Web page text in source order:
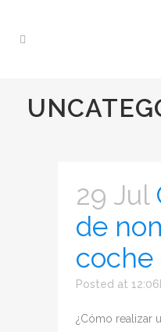
29 Jul
de
coche
Posted at
¿Cómo realizar